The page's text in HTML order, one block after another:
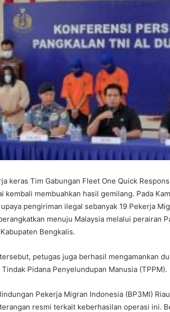
keras Tim Gabungan Fleet One Quick
kembali membuahkan hasil gemilang. Pada
pengiriman ilegal sebanyak 19 Pekerja
menuju Malaysia melalui perairan
Bengkalis.
petugas juga berhasil mengamankan
Pidana Penyelundupan Manusia (TPPM).
Pekerja Migran Indonesia (BP3MI)
resmi terkait keberhasilan operasi ini.